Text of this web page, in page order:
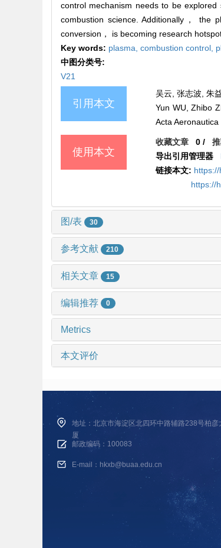
control mechanism needs to be
combustion science. Additionally， the
conversion， is becoming research
Key words: plasma, combustion control,
中图分类号:
V21
引用本文
吴云, 张志波, 朱
Yun WU, Zhibo
Acta
使用本文
收藏文章 0 /
导出引用管理器
链接本文:
https://
图/表 30
参考文献 210
相关文章 15
编辑推荐 0
Metrics
本文评价
地址：北京市海淀区北四环中路辅路238号柏彦
厦
邮政编码：100083
E-mail：hkxb@buaa.edu.cn